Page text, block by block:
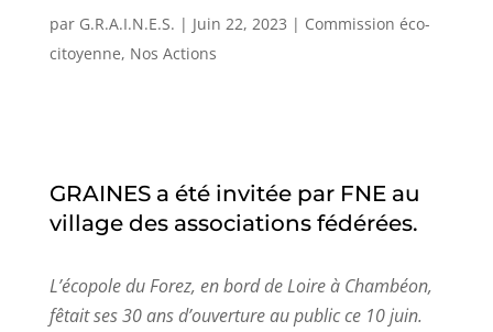
par G.R.A.I.N.E.S. | Juin 22, 2023 | Commission éco-
citoyenne, Nos Actions
GRAINES a été invitée par FNE au
village des associations fédérées.
L’écopole du Forez, en bord de Loire à Chambéon,
fêtait ses 30 ans d’ouverture au public ce 10 juin.